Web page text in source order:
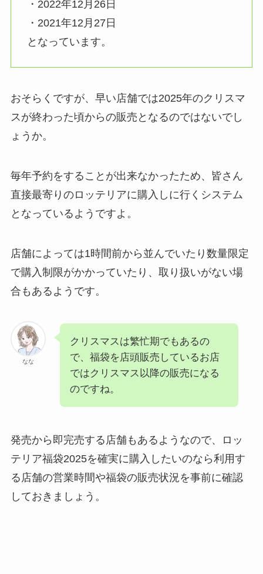
・2022年12月26日
・2021年12月27日
となっています。
おそらくですが、早い店舗では2025年のクリスマ
スが終わった頃からの販売となるのではないでし
ょうか。
毎年予約をすることが出来なかったため、皆さん
直接最寄りのロッテリアに購入しに行くシステム
となっているようですよ。
店舗によっては1時間前から並んでいたり数量限定
で購入制限がかかっていたり、取り扱いがない場
合もあるようです。
なな
クリスマスは繁忙期でもあるの
で、福袋を店頭販売しているお店
ではクリスマス以降の販売になる
のですね。
発売から即完売する店舗もあるようなので、ロッ
テリア福袋2025を確実に購入したいのなら利用す
る店舗の営業時間や福袋の販売状況を事前に確認
しておきましょう。